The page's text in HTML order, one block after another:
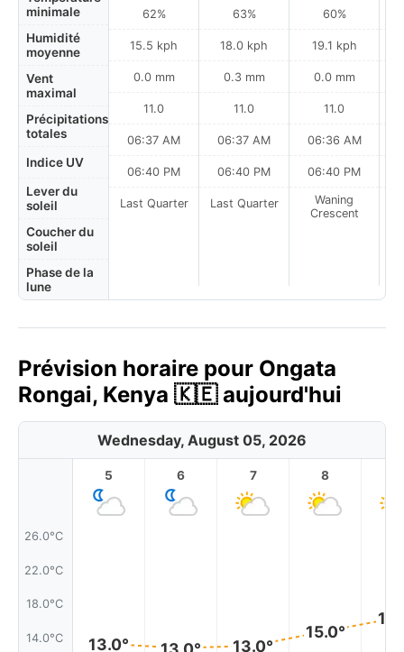
minimale
Humidité
moyenne
Vent
maximal
Précipitations
totales
Indice UV
Lever du
soleil
Coucher du
soleil
Phase de la
lune
62%
15.5 kph
0.0 mm
11.0
06:37 AM
06:40 PM
Last Quarter
63%
18.0 kph
0.3 mm
11.0
06:37 AM
06:40 PM
Last Quarter
60%
19.1 kph
0.0 mm
11.0
06:36 AM
06:40 PM
Waning
Crescent
Prévision horaire pour Ongata
Rongai, Kenya 🇰🇪 aujourd'hui
Wednesday, August 05, 2026
26.0°C
22.0°C
18.0°C
14.0°C
5
13.0°
6
13.0°
7
13.0°
8
15.0°